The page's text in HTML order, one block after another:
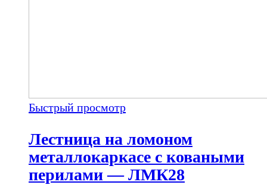
Быстрый просмотр
Лестница на ломоном
металлокаркасе с коваными
перилами — ЛМК28